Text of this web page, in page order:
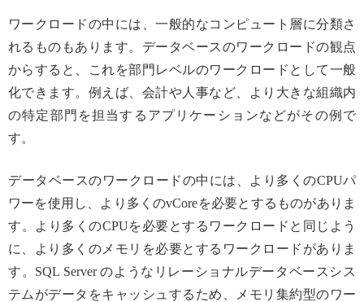
ワークロードの中には、一般的なコンピュート層に分類さ
れるものもあります。データベースのワークロードの観点
からすると、これを部門レベルのワークロードとして一般
化できます。例えば、会計や人事など、より大きな組織内
の特定部門を担当するアプリケーションなどがその例で
す。
データベースのワークロードの中には、より多くのCPUパ
ワーを使用し、より多くのvCoreを必要とするものがありま
す。より多くのCPUを必要とするワークロードと同じよう
に、より多くのメモリを必要とするワークロードがありま
す。SQL Server のようなリレーショナルデータベースシス
テムがデータをキャッシュするため、メモリ集約型のワー